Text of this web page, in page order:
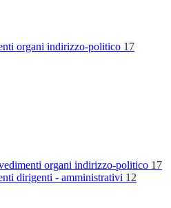
organi indirizzo-politico 17
organi indirizzo-politico 17
dirigenti - amministrativi 12